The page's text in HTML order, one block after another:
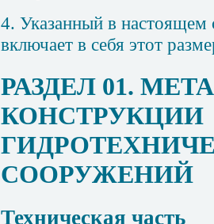
4. Указанный в настоящем
включает в себя этот
РАЗДЕЛ 01.
КОНСТРУКЦИИ
СООРУЖЕНИЙ
Техническая часть